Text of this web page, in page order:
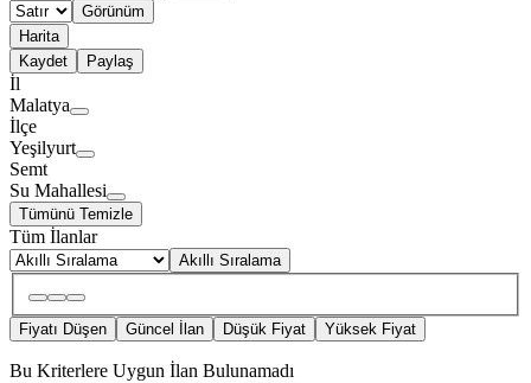
Görünüm
Harita
Kaydet
Paylaş
İl
Malatya
İlçe
Yeşilyurt
Semt
Su Mahallesi
Tümünü Temizle
Tüm İlanlar
Akıllı Sıralama
Fiyatı Düşen Güncel İlan Düşük Fiyat Yüksek Fiyat
Bu Kriterlere Uygun İlan Bulunamadı